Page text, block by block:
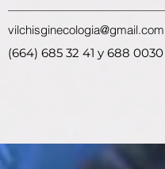
vilchisginecologia@gmail.com
(664) 685 32 41 y 688 0030